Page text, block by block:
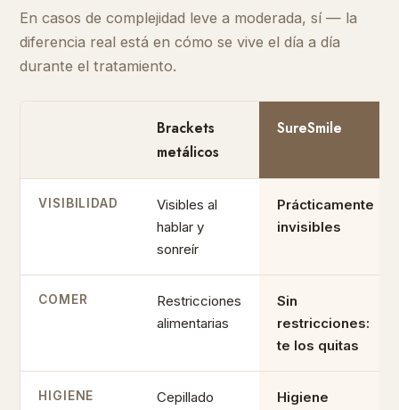
En casos de complejidad leve a moderada, sí — la
diferencia real está en cómo se vive el día a día
durante el tratamiento.
Brackets
metálicos
SureSmile
VISIBILIDAD
Visibles al
hablar y
sonreír
Prácticamente
invisibles
COMER
Restricciones
alimentarias
Sin
restricciones:
te los quitas
HIGIENE
Cepillado
Higiene